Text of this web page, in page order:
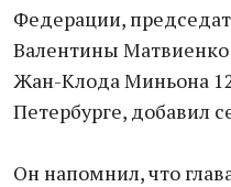
Федерации,
Валентины
Жан-Клода Миньона
Петербурге, добавил
Он напомнил, что